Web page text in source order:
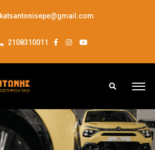
katsantonisepe@gmail.com
2108310011